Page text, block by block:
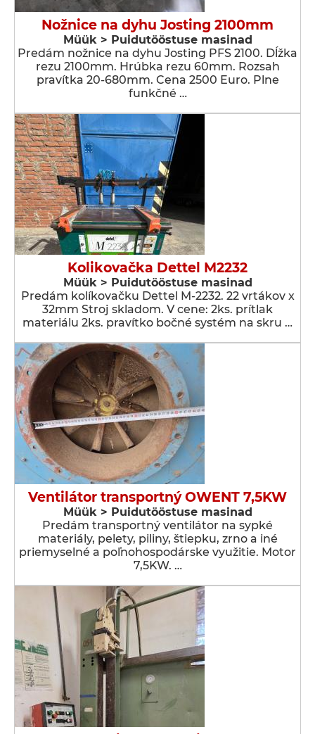
Nožnice na dyhu Josting 2100mm
Müük > Puidutööstuse masinad
Predám nožnice na dyhu Josting PFS 2100. Dĺžka
rezu 2100mm. Hrúbka rezu 60mm. Rozsah
pravítka 20-680mm. Cena 2500 Euro. Plne
funkčné …
Kolikovačka Dettel M2232
Müük > Puidutööstuse masinad
Predám kolíkovačku Dettel M-2232. 22 vrtákov x
32mm Stroj skladom. V cene: 2ks. prítlak
materiálu 2ks. pravítko bočné systém na skru …
Ventilátor transportný OWENT 7,5KW
Müük > Puidutööstuse masinad
Predám transportný ventilátor na sypké
materiály, pelety, piliny, štiepku, zrno a iné
priemyselné a poľnohospodárske využitie. Motor
7,5KW. …